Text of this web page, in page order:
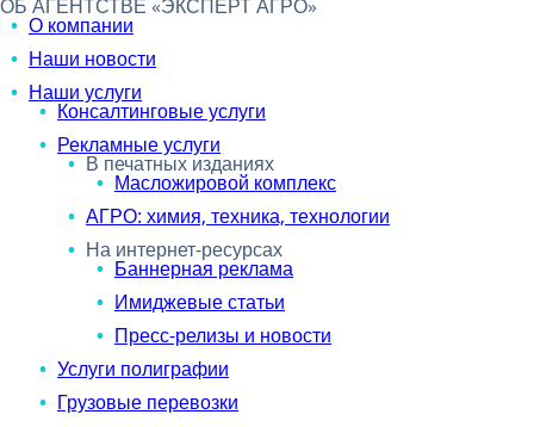
ОБ АГЕНТСТВЕ «ЭКСПЕРТ АГРО»
О компании
Наши новости
Наши услуги
Консалтинговые услуги
Рекламные услуги
В печатных изданиях
Масложировой комплекс
АГРО: химия, техника, технологии
На интернет-ресурсах
Баннерная реклама
Имиджевые статьи
Пресс-релизы и новости
Услуги полиграфии
Грузовые перевозки